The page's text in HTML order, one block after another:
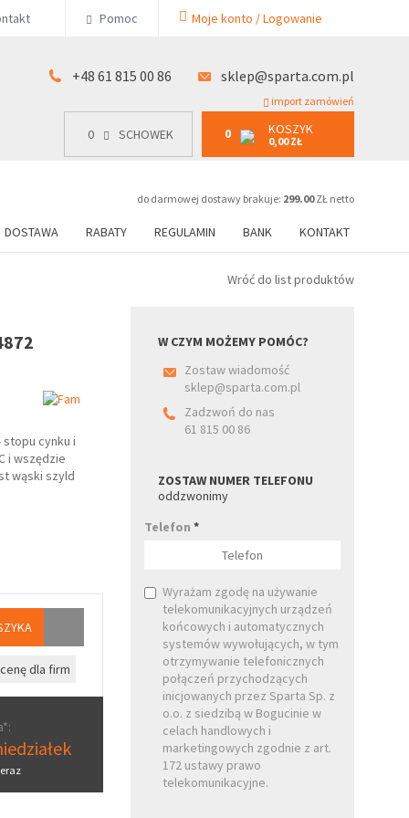
Pomoc Moje konto / Logowanie
+48 61 815 00 86 sklep@sparta.com.pl
import zamówień
0 SCHOWEK 0 KOSZYK
0,00 ZŁ
do darmowej dostawy brakuje: 299.00ZŁ netto
DOSTAWA RABATY REGULAMIN BANK KONTAKT
0 SCHOWEK 0 KOSZYK
0,00 ZŁ
00 86
Wróć do list produktów
cynku i
i wszędzie
wąski szyld
dla firm
W CZYM MOŻEMY POMÓC?
Zostaw wiadomość
sklep@sparta.com.pl
Zadzwoń do nas
61 815 00 86
ZOSTAW NUMER TELEFONU
oddzwonimy
Telefon*
Wyrażam zgodę na używanie
telekomunikacyjnych urządzeń
końcowych i automatycznych
systemów wywołujących, w tym
otrzymywanie telefonicznych
połączeń przychodzących
inicjowanych przez Sparta Sp. z
o.o. z siedzibą w Bogucinie w
celach handlowych i
marketingowych zgodnie z art.
172 ustawy prawo
telekomunikacyjne.